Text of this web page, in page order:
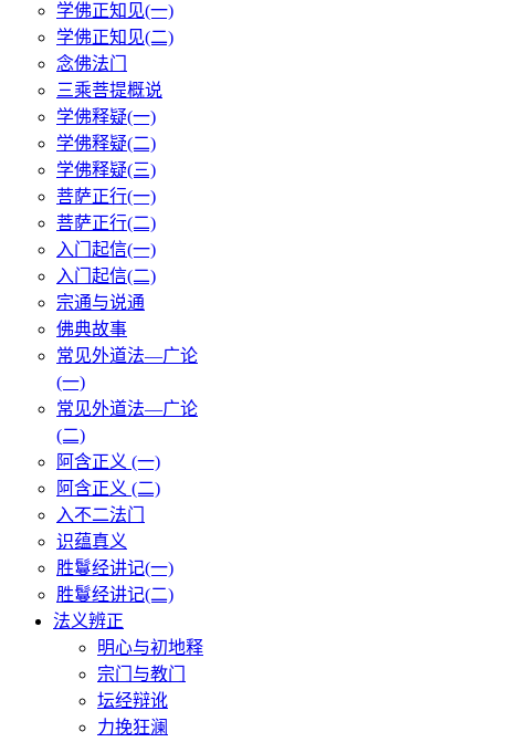
学佛正知见(一)
学佛正知见(二)
念佛法门
三乘菩提概说
学佛释疑(一)
学佛释疑(二)
学佛释疑(三)
菩萨正行(一)
菩萨正行(二)
入门起信(一)
入门起信(二)
宗通与说通
佛典故事
常见外道法—广论
(一)
常见外道法—广论
(二)
阿含正义 (一)
阿含正义 (二)
入不二法门
识蕴真义
胜鬘经讲记(一)
胜鬘经讲记(二)
法义辨正
明心与初地释
宗门与教门
坛经辩讹
力挽狂澜